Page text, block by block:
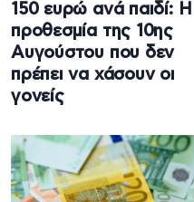
150 ευρώ ανά παιδί: Η
προθεσμία της 10ης
Αυγούστου που δεν
πρέπει να χάσουν οι
γονείς